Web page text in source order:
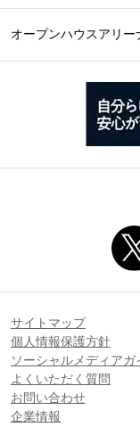
オープンハウスアリー
サイトマップ
個人情報保護方針
ソーシャルメディアガ
よくいただく質問
お問い合わせ
企業情報